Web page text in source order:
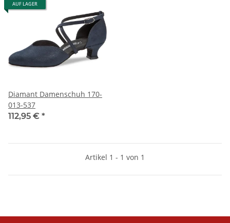
AUF LAGER
Diamant Damenschuh 170-
013-537
112,95 € *
Artikel 1 - 1 von 1